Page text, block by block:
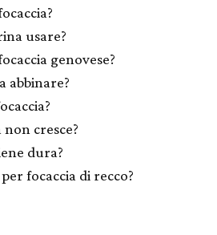
usare?
genovese?
abbinare?
non cresce?
dura?
focaccia di recco?